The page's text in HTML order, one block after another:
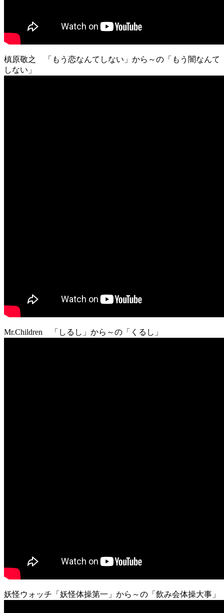
槙原敬之 「もう恋なんてしない」から～の「もう闇なんて
しない」
Mr.Children 「しるし」から～の「くるし」
妖怪ウォッチ「妖怪体操第一」から～の「飲み会体操大事」